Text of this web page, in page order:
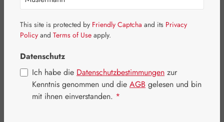
This site is protected by Friendly Captcha and its Privacy
Policy and Terms of Use apply.
Datenschutz
Ich habe die Datenschutzbestimmungen zur
Kenntnis genommen und die AGB gelesen und bin
mit ihnen einverstanden. *